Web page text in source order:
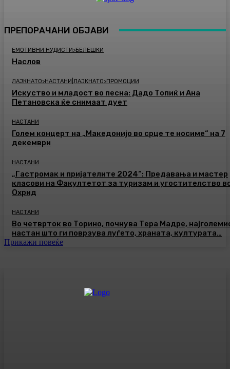
ПРЕПОРАЧАНИ ОБЈАВИ
ЕМОТИВНИ НУДИСТИ>БЕЛЕШКИ
Наслов
ЛАЈКНАТО>НАСТАНИ|ЛАЈКНАТО>ПРОМОЦИИ
Искуство и младост во песна: Дадо Топиќ и Ана
Петановска ќе снимаат дует
НАСТАНИ
Голем концерт на „Македонијо во срце те носиме“ на 7
декември
НАСТАНИ
„Гастромак и пријателите 2024“: Предавања и мастер
класови на Факултетот за туризам и угостителство
Охрид
НАСТАНИ
Во четврток во Торино, почнува Тера Мадре,
настан што ги поврзува луѓето, храната, културата…
Прикажи повеќе